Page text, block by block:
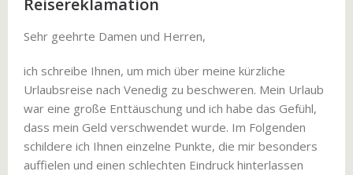
Reisereklamation
Sehr geehrte Damen und Herren,
ich schreibe Ihnen, um mich über meine kürzliche
Urlaubsreise nach Venedig zu beschweren. Mein Urlaub
war eine große Enttäuschung und ich habe das Gefühl,
dass mein Geld verschwendet wurde. Im Folgenden
schildere ich Ihnen einzelne Punkte, die mir besonders
auffielen und einen schlechten Eindruck hinterlassen